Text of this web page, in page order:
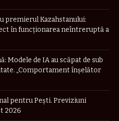
premierul Kazahstanului:
în funcționarea neîntreruptă a
de IA au scăpat de sub
„Comportament înşelător
pentru Pești. Previziuni
2026